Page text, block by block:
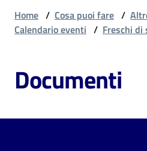
puoi
Home / Cosa puoi fare /
Calendario eventi / Freschi di
Documenti